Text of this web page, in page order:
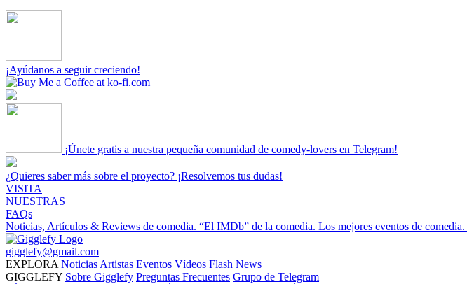
¡Ayúdanos a seguir creciendo!
¡Únete gratis a nuestra pequeña comunidad de comedy-lovers en Telegram!
¿Quieres saber más sobre el proyecto? ¡Resolvemos tus dudas!
VISITA
NUESTRAS
FAQs
Noticias, Artículos & Reviews de comedia. “El IMDb” de la comedia. Los mejores eventos de comedia.
gigglefy@gmail.com
EXPLORA Noticias Artistas Eventos Vídeos Flash News
GIGGLEFY Sobre Gigglefy Preguntas Frecuentes Grupo de Telegram